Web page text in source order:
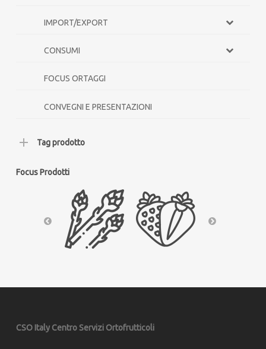
IMPORT/EXPORT
CONSUMI
FOCUS ORTAGGI
CONVEGNI E PRESENTAZIONI
Tag prodotto
Focus Prodotti
CSO Italy Centro Servizi Ortofrutticoli